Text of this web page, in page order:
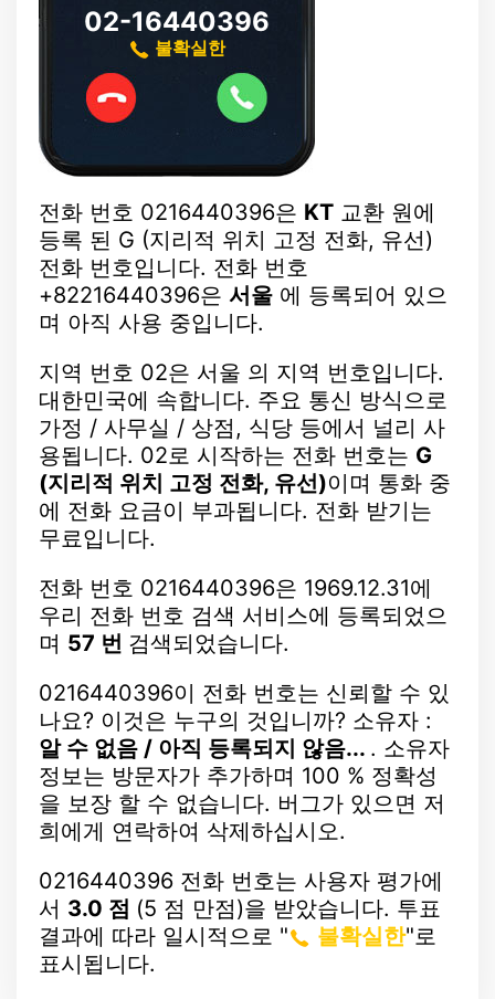
02-16440396
불확실한
전화 번호 0216440396은 KT 교환 원에
등록 된 G (지리적 위치 고정 전화, 유선)
전화 번호입니다. 전화 번호
+82216440396은 서울 에 등록되어 있으
며 아직 사용 중입니다.
지역 번호 02은 서울 의 지역 번호입니다.
대한민국에 속합니다. 주요 통신 방식으로
가정 / 사무실 / 상점, 식당 등에서 널리 사
용됩니다. 02로 시작하는 전화 번호는 G
(지리적 위치 고정 전화, 유선)이며 통화 중
에 전화 요금이 부과됩니다. 전화 받기는
무료입니다.
전화 번호 0216440396은 1969.12.31에
우리 전화 번호 검색 서비스에 등록되었으
며 57 번 검색되었습니다.
0216440396이 전화 번호는 신뢰할 수 있
나요? 이것은 누구의 것입니까? 소유자 :
알 수 없음 / 아직 등록되지 않음... . 소유자
정보는 방문자가 추가하며 100 % 정확성
을 보장 할 수 없습니다. 버그가 있으면 저
희에게 연락하여 삭제하십시오.
0216440396 전화 번호는 사용자 평가에
서 3.0 점 (5 점 만점)을 받았습니다. 투표
결과에 따라 일시적으로 "
불확실한"로
표시됩니다.